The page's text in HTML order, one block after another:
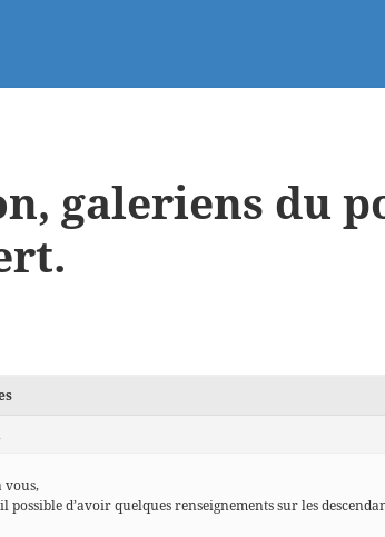
galeriens du
vous,
possible d’avoir quelques renseignements sur les